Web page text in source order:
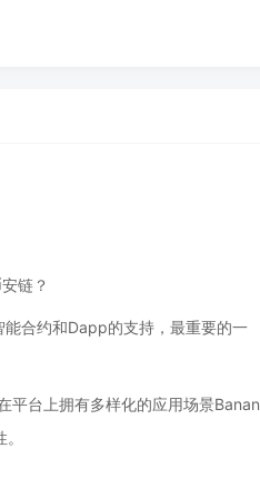
链？
合约和Dapp的支持，最重要的一
平台上拥有多样化的应用场景Banan